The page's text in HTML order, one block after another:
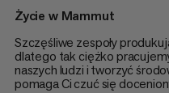
Życie w Mammut
Szczęśliwe zespoły
dlatego tak ciężko
naszych ludzi i tworzyć
pomaga Ci czuć się